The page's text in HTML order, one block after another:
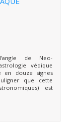
de Neo-
védique
en douze signes
que cette
est